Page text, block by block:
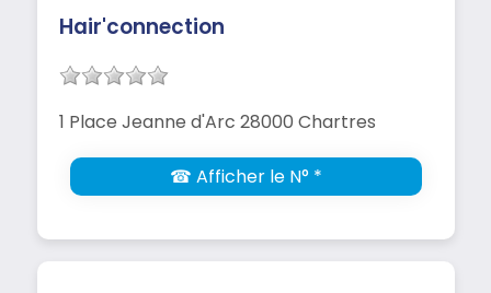
Hair'connection
1 Place Jeanne d'Arc 28000 Chartres
☎ Afficher le N° *